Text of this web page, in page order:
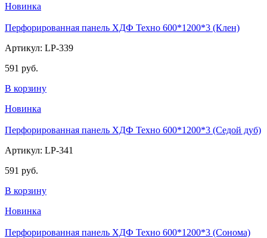
Новинка
Перфорированная панель ХДФ Техно 600*1200*3 (Клен)
Артикул: LP-339
591 руб.
В корзину
Новинка
Перфорированная панель ХДФ Техно 600*1200*3 (Седой дуб)
Артикул: LP-341
591 руб.
В корзину
Новинка
Перфорированная панель ХДФ Техно 600*1200*3 (Сонома)